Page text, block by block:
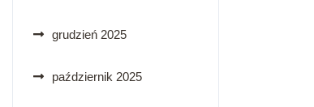
grudzień 2025
październik 2025